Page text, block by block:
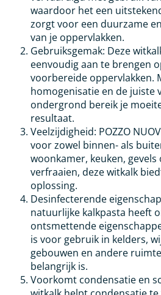
waardoor het een
zorgt voor een duurzame
van je oppervlakken.
Gebruiksgemak: Deze
eenvoudig aan te brengen
voorbereide oppervlakken.
homogenisatie en de juiste
ondergrond bereik je
resultaat.
Veelzijdigheid: POZZO
voor zowel binnen- als
woonkamer, keuken,
verfraaien, deze witkalk
oplossing.
Desinfecterende
natuurlijke kalkpasta heeft
ontsmettende
is voor gebruik in kelders,
gebouwen en andere
belangrijk is.
Voorkomt condensatie en